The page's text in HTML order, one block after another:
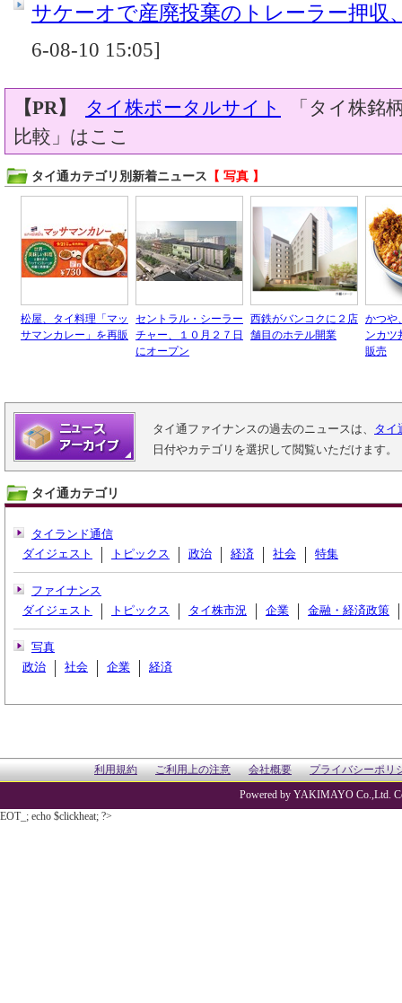
サケーオで産廃投棄のトレーラー押収
6-08-10 15:05]
【PR】 タイ株ポータルサイト
「タイ株銘
比較」はここ
タイ通カテゴリ別新着ニュース 【 写真 】
松屋、タイ料理「マッ
サマンカレー」を再販
セントラル・シーラー
チャー、１０月２７日
にオープン
西鉄がバンコクに２店
舗目のホテル開業
かつや
ンカツ
販売
タイ通ファイナンスの過去のニュースは、 タイ
日付やカテゴリを選択して閲覧いただけます。
タイ通カテゴリ
タイランド通信
ダイジェスト
トピックス 政治 経済 社会 特集
ファイナンス
ダイジェスト
トピックス タイ株市況 企業 金融・経済政策
写真
政治
社会 企業 経済
利用規約 ご利用上の注意 会社概要 プライバシーポリ
Powered by YAKIMAYO Co.,Ltd.
EOT_; echo $clickheat; ?>